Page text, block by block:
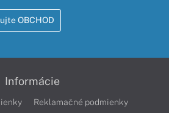
OBCHOD
Informácie
Reklamačné podmienky